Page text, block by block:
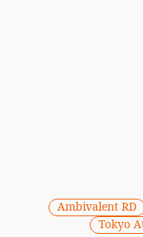
Ambivalent RD
Tokyo